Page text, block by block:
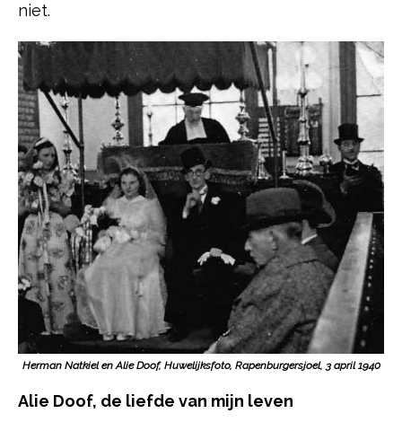
niet.
Herman Natkiel en Alie Doof, Huwelijksfoto, Rapenburgersjoel, 3 april 1940
Alie Doof, de liefde van mijn leven